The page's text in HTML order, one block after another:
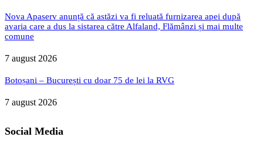
Nova Apaserv anunță că astăzi va fi reluată furnizarea apei după
avaria care a dus la sistarea către Alfaland, Flămânzi și mai multe
comune
7 august 2026
Botoșani – București cu doar 75 de lei la RVG
7 august 2026
Social Media